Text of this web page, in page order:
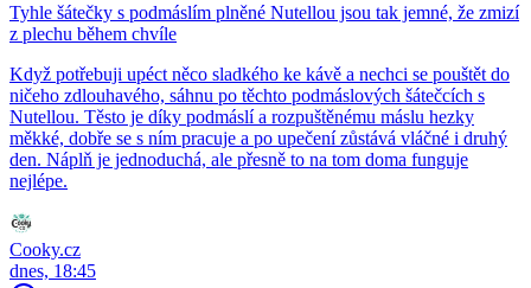
Tyhle šátečky s podmáslím plněné Nutellou jsou tak jemné, že zmizí
z plechu během chvíle
Když potřebuji upéct něco sladkého ke kávě a nechci se pouštět do
ničeho zdlouhavého, sáhnu po těchto podmáslových šátečcích s
Nutellou. Těsto je díky podmáslí a rozpuštěnému máslu hezky
měkké, dobře se s ním pracuje a po upečení zůstává vláčné i druhý
den. Náplň je jednoduchá, ale přesně to na tom doma funguje
nejlépe.
Cooky.cz
dnes, 18:45